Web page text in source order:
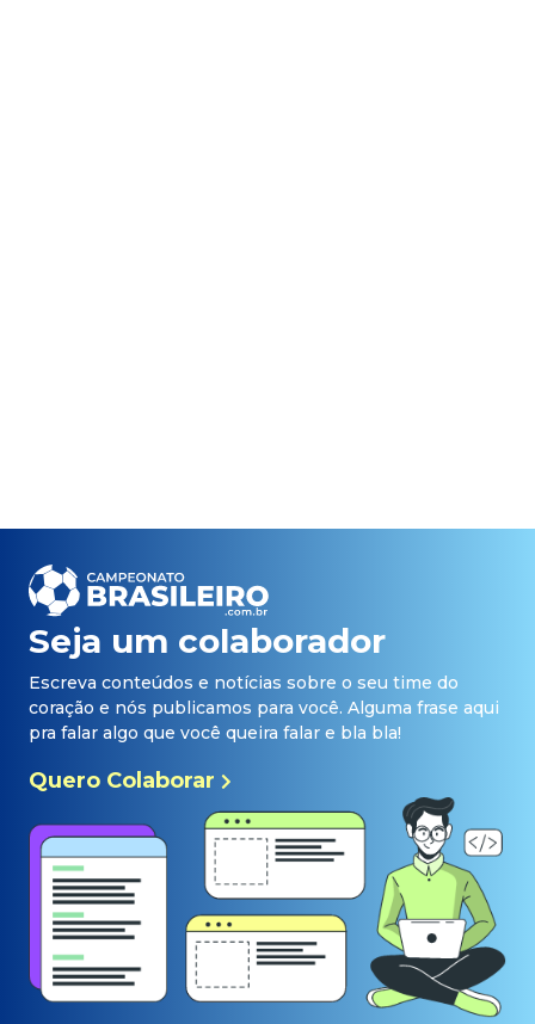
Seja um colaborador
Escreva conteúdos e notícias sobre o seu time do
coração e nós publicamos para você. Alguma frase aqui
pra falar algo que você queira falar e bla bla!
Quero Colaborar